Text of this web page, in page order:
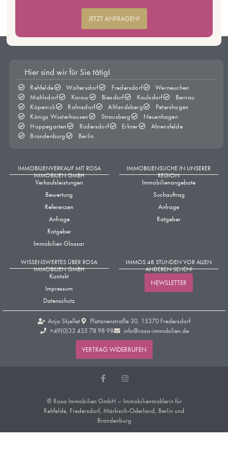
JETZT ANFRAGEN!
Hier sind wir für Sie tätig!
Rehfelde Woltersdorf Fredersdorf
Werneuchen
Mahlsdorf
Karow Biesdorf Kaulsdorf
Bernau
Köpenick
Rahnsdorf Altlandsberg
Petershagen
Königs Wusterhausen
Strausberg
Neuenhagen
Hoppegarten
Rüdersdorf Erkner
Ahrensfelde
Brandenburg
Berlin
IMMOBILIENVERKAUF MIT ROSA
IMMOBILIEN GMBH
Verkaufsleistungen
Bewertung
Referenzen
Anfrage
Ratgeber
Immobilien Glossar
IMMOBILIENSUCHE IN UNSERER
REGION
Immobilienangebote
Suchauftrag
Anfrage
Ratgeber
WISSENSWERTES ÜBER ROSA
IMMOBILIEN GMBH
Kontakt
Impressum
Datenschutz
IMMOS 48 STUNDEN VOR ALLEN
ANDEREN SEHEN!
NEWSLETTER
Anja Skjellet
Platanenstraße 30, 15370 Fredersdorf
+49(0)33 435 78 98 98​
info@rosa-immobilien.de
VERTRAG WIDERRUFEN
© Rosa Immobilien GmbH – Immobilienmaklerin für
Rehfelde, Fredersdorf, Märkisch-Oderland, Berlin und
Brandenburg